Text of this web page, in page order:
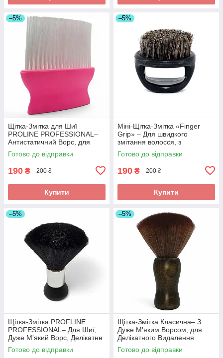
–5%
Щітка-Змітка для Шиї
PROLINE PROFESSIONAL–
Антистатичний Ворс, для
Барберів та Перукарів. Арт
NB2C
Готово до відправки
190 ₴ 200 ₴
Купити
–5%
Міні-Щітка-Змітка «Finger
Grip» – Для швидкого
змітання волосся, з
фіксатором на палець
(Барбер-аксесуар). Арт FG01
Готово до відправки
190 ₴ 200 ₴
Купити
–5%
Щітка-Змітка PROFLINE
PROFESSIONAL– Для Шиї,
Дуже М'який Ворс, Делікатне
Видалення Волосся. Арт
РР1В
Готово до відправки
–5%
​Щітка-Змітка Класична– З
Дуже М'яким Ворсом, для
Делікатного Видалення
Зрізаного Волосся. Арт
12РР4
Готово до відправки